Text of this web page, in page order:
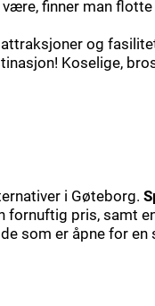
finner man
og
Koselige,
i Gøteborg.
pris, samt
som er åpne for en